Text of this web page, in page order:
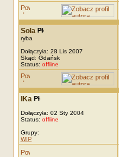
Sola
ryba
Dołączyła: 28 Lis 2007
Skąd: Gdańsk
Status: offline
IKa
Dołączyła: 02 Sty 2004
Status: offline
Grupy:
WIP